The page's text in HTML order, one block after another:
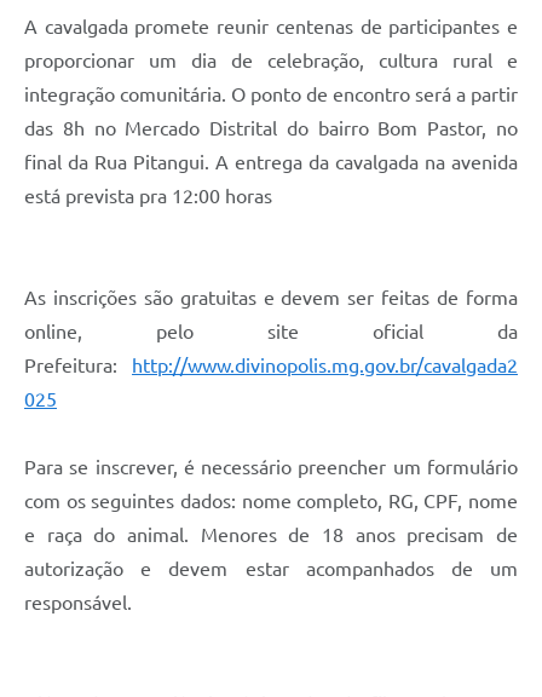
A cavalgada promete reunir centenas de participantes e
proporcionar um dia de celebração, cultura rural e
integração comunitária. O ponto de encontro será a partir
das 8h no Mercado Distrital do bairro Bom Pastor, no
final da Rua Pitangui. A entrega da cavalgada na avenida
está prevista pra 12:00 horas
As inscrições são gratuitas e devem ser feitas de forma
online, pelo site oficial da
Prefeitura: http://www.divinopolis.mg.gov.br/cavalgada2
025
Para se inscrever, é necessário preencher um formulário
com os seguintes dados: nome completo, RG, CPF, nome
e raça do animal. Menores de 18 anos precisam de
autorização e devem estar acompanhados de um
responsável.